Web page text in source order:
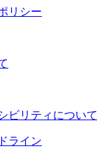
リシー
ビリティについて
ライン